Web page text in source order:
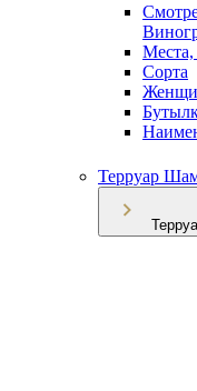
Места,
Сорта
Терруар